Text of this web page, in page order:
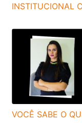
INSTITUCIONAL
VOCÊ SABE O